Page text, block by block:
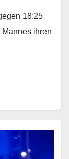
18:25
ihren